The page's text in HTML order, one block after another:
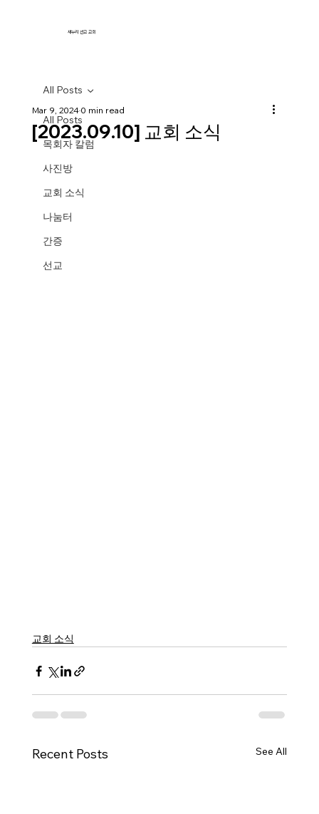
새누리 선교 교회
All Posts
목회자 칼럼
사진방
교회 소식
나눔터
간증
선교
All Posts
[2023.09.10] 교회 소식
Mar 9, 20240 min read
교회 소식
Recent Posts See All